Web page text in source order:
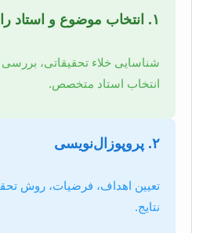
۱. انتخاب موضوع و استاد راهنما
شناسایی خلاء تحقیقاتی، بررسی
انتخاب استاد متخصص.
۲. پروپوزال‌نویسی
تعیین اهداف، فرضیات، روش
نتایج.